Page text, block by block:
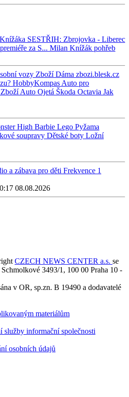
SESTŘIH: Zbrojovka - Liberec
za S... Milan Knížák pohřeb
vozy Zboží Dáma zbozi.blesk.cz
HobbyKompas Auto pro
Zboží Auto Ojetá Škoda Octavia Jak
High Barbie Lego Pyžama
soupravy Dětské boty Ložní
a zábava pro děti Frekvence 1
08.08.2026
CZECH NEWS CENTER a.s. se
3493/1, 100 00 Praha 10 -
v OR, sp.zn. B 19490 a dodavatelé
materiálům
služby informační společnosti
osobních údajů